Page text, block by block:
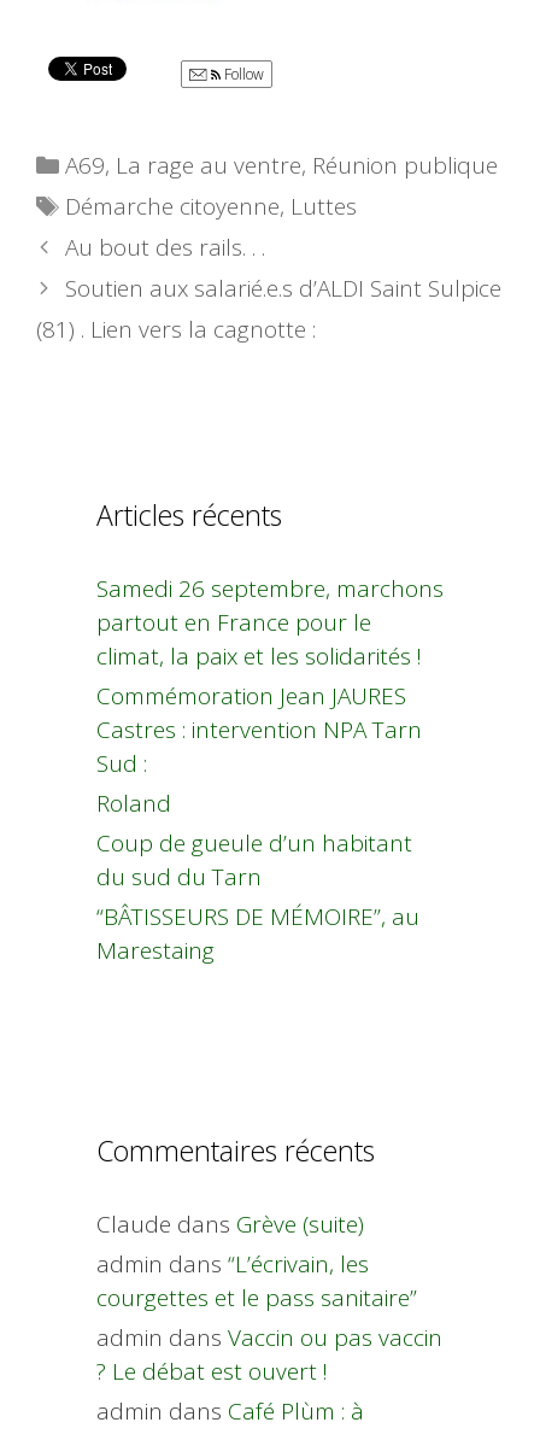
Follow
Catégories
A69, La rage au ventre, Réunion publique
Étiquettes
Démarche citoyenne, Luttes
Au bout des rails. . .
Soutien aux salarié.e.s d’ALDI Saint Sulpice
(81) . Lien vers la cagnotte :
Articles récents
Samedi 26 septembre, marchons
partout en France pour le
climat, la paix et les solidarités !
Commémoration Jean JAURES
Castres : intervention NPA Tarn
Sud :
Roland
Coup de gueule d’un habitant
du sud du Tarn
“BÂTISSEURS DE MÉMOIRE”, au
Marestaing
Commentaires récents
Claude dans Grève (suite)
admin dans “L’écrivain, les
courgettes et le pass sanitaire”
admin dans Vaccin ou pas vaccin
? Le débat est ouvert !
admin dans Café Plùm : à